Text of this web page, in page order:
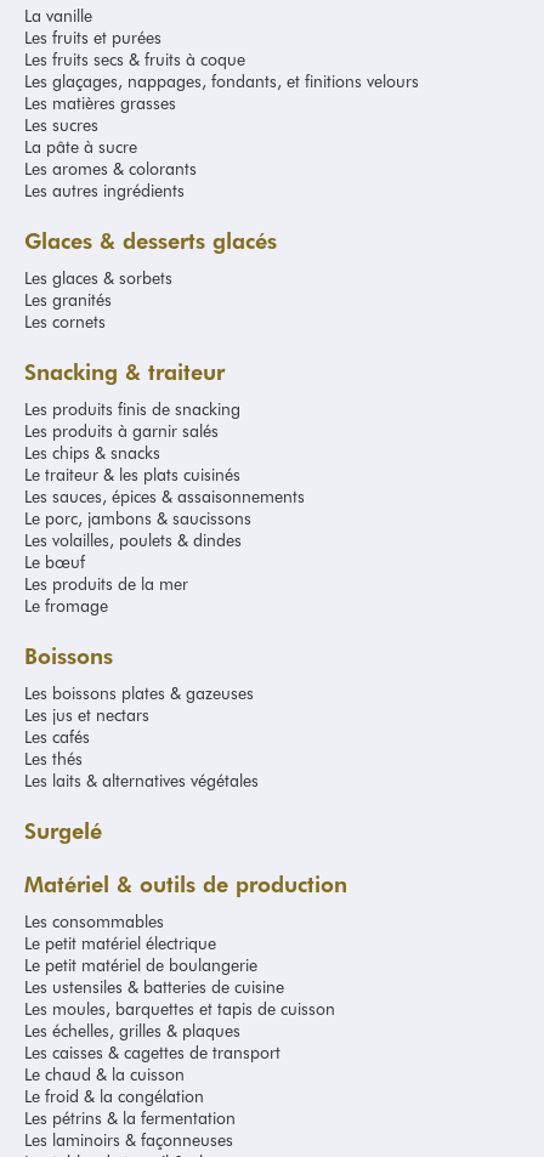
La vanille
Les fruits et purées
Les fruits secs & fruits à coque
Les glaçages, nappages, fondants, et finitions velours
Les matières grasses
Les sucres
La pâte à sucre
Les aromes & colorants
Les autres ingrédients
Glaces & desserts glacés
Les glaces & sorbets
Les granités
Les cornets
Snacking & traiteur
Les produits finis de snacking
Les produits à garnir salés
Les chips & snacks
Le traiteur & les plats cuisinés
Les sauces, épices & assaisonnements
Le porc, jambons & saucissons
Les volailles, poulets & dindes
Le bœuf
Les produits de la mer
Le fromage
Boissons
Les boissons plates & gazeuses
Les jus et nectars
Les cafés
Les thés
Les laits & alternatives végétales
Surgelé
Matériel & outils de production
Les consommables
Le petit matériel électrique
Le petit matériel de boulangerie
Les ustensiles & batteries de cuisine
Les moules, barquettes et tapis de cuisson
Les échelles, grilles & plaques
Les caisses & cagettes de transport
Le chaud & la cuisson
Le froid & la congélation
Les pétrins & la fermentation
Les laminoirs & façonneuses